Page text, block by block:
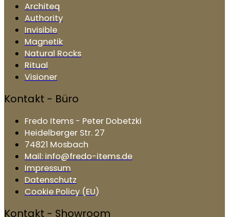
Architeq
Authority
Invisible
Magnetik
Natural Rocks
Ritual
Visioner
Kontakt - Büro
Fredo Items - Peter Dobetzki
Heidelberger Str. 27
74821 Mosbach
Mail: info@fredo-items.de
Impressum
Datenschutz
Cookie Policy (EU)
Kontakt - Showroom